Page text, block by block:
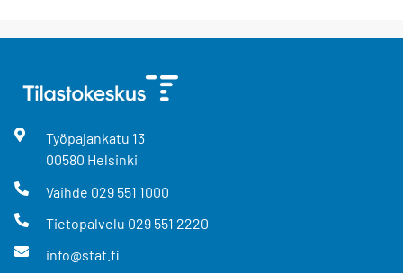
Työpajankatu 13
00580 Helsinki
Vaihde 029 551 1000
Tietopalvelu 029 551 2220
info@stat.fi